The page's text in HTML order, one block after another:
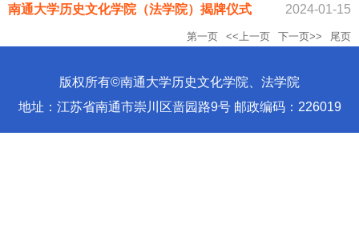
南通大学历史文化学院（法学院）揭牌仪式
2024-01-15
第一页 <<上一页 下一页>> 尾页
版权所有©南通大学历史文化学院、法学院
地址：江苏省南通市崇川区啬园路9号 邮政编码：226019